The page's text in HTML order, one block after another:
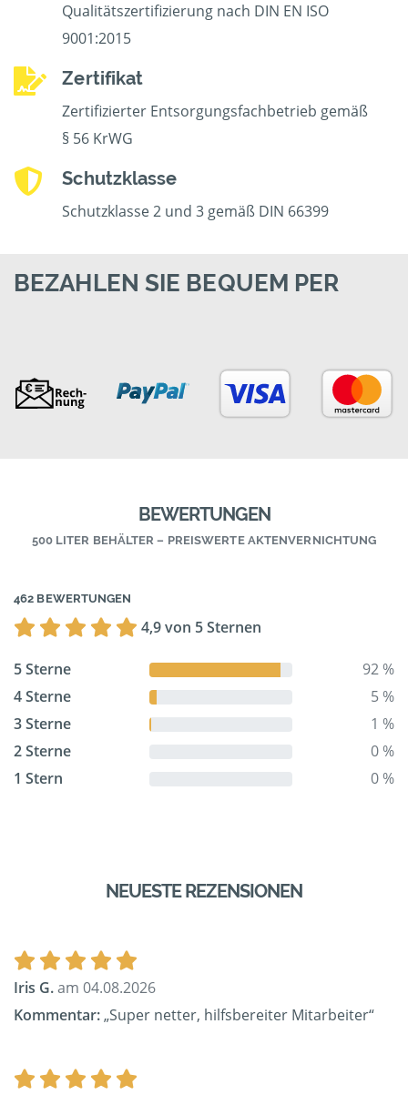
Qualitätszertifizierung nach DIN EN ISO
9001:2015
Zertifikat
Zertifizierter Entsorgungsfachbetrieb gemäß
§ 56 KrWG
Schutzklasse
Schutzklasse 2 und 3 gemäß DIN 66399
BEZAHLEN SIE BEQUEM PER
BEWERTUNGEN
500 LITER BEHÄLTER – PREISWERTE AKTENVERNICHTUNG
462 BEWERTUNGEN
4,9 von 5 Sternen
5 Sterne
92 %
4 Sterne
5 %
3 Sterne
1 %
2 Sterne
0 %
1 Stern
0 %
NEUESTE REZENSIONEN
Iris G.am 04.08.2026
Kommentar:„Super netter, hilfsbereiter Mitarbeiter“